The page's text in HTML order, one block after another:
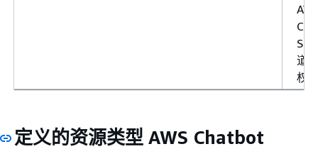
道
权
定义的资源类型 AWS Chatbot